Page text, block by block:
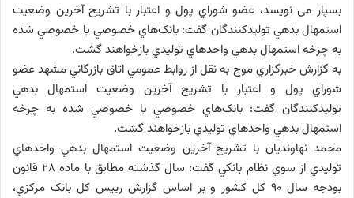
بسپار می نویسد، عضو شوراي پول و اعتبار با تشريح آخرين وضعيت
استمهال بدهي توليدکنندگان گفت: بانک‌هاي خصوصي يا خصوصي شده
به چرخه استمهال بدهي واحدهاي توليدي بازخواهند گشت.
به گزارش خبرگزاري موج به نقل از روابط عمومي اتاق بازرگاني مشهد عضو
شوراي پول و اعتبار با تشريح آخرين وضعيت استمهال بدهي
توليدکنندگان گفت: بانک‌هاي خصوصي يا خصوصي شده به چرخه
استمهال بدهي واحدهاي توليدي بازخواهند گشت.
محمد نهاونديان با تشريح آخرين وضعيت استمهال بدهي واحدهاي
توليدي از سوي نظام بانکي گفت: سال گذشته مطابق با ماده 28 قانون
بودجه سال 90 کل کشور و بر اساس گزارش رييس کل بانک مرکزي،